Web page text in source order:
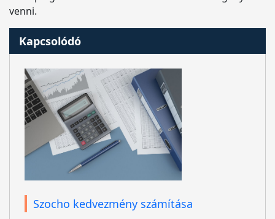
venni.
Kapcsolódó
Szocho kedvezmény számítása